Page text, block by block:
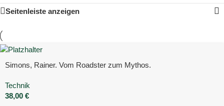
Seitenleiste anzeigen
Simons, Rainer. Vom Roadster zum Mythos.
Technik
38,00 €